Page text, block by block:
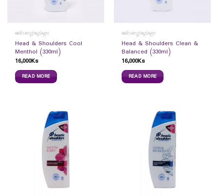
ခေါင်းလျှော်ရည်များ
Head & Shoulders Cool
Menthol (330ml)
16,000Ks
READ MORE
ခေါင်းလျှော်ရည်များ
Head & Shoulders Clean &
Balanced (330ml)
16,000Ks
READ MORE